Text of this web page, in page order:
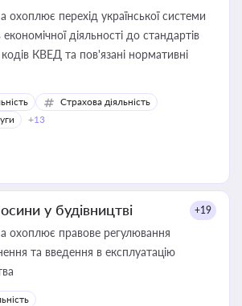
охоплює перехід української системи
економічної діяльності до стандартів
КВЕД та пов'язані нормативні
Страхова діяльність
+13
у будівництві +19
охоплює правове регулювання
та введення в експлуатацію